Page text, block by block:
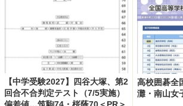
【中学受験2027】四谷大塚、第2
回合不合判定テスト（7/5実施）
高校囲碁全
灘・南山女